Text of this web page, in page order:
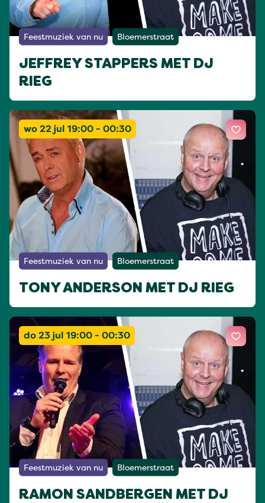
Feestmuziek van nu Bloemerstraat
JEFFREY STAPPERS MET DJ
RIEG
wo 22 jul 19:00 - 00:30
Feestmuziek van nu Bloemerstraat
TONY ANDERSON MET DJ RIEG
do 23 jul 19:00 - 00:30
Feestmuziek van nu Bloemerstraat
RAMON SANDBERGEN MET DJ